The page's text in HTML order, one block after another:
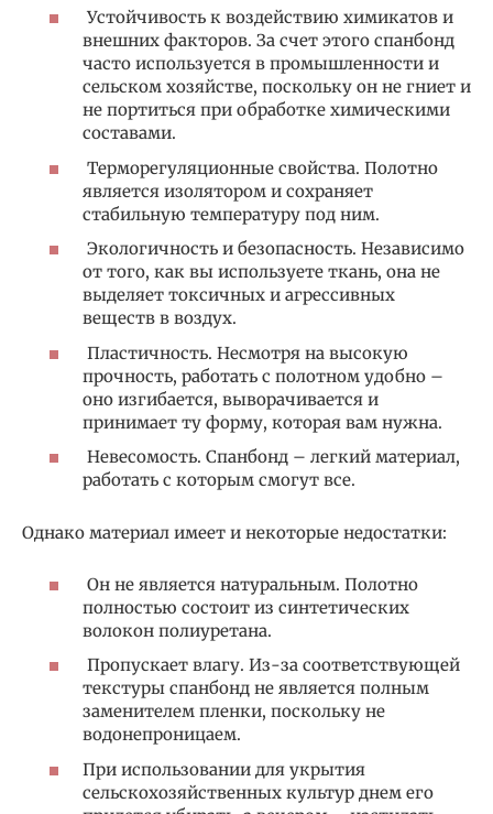
Устойчивость к воздействию химикатов и
внешних факторов. За счет этого спанбонд
часто используется в промышленности и
сельском хозяйстве, поскольку он не гниет и
не портиться при обработке химическими
составами.
Терморегуляционные свойства. Полотно
является изолятором и сохраняет
стабильную температуру под ним.
Экологичность и безопасность. Независимо
от того, как вы используете ткань, она не
выделяет токсичных и агрессивных
веществ в воздух.
Пластичность. Несмотря на высокую
прочность, работать с полотном удобно –
оно изгибается, выворачивается и
принимает ту форму, которая вам нужна.
Невесомость. Спанбонд – легкий материал,
работать с которым смогут все.
Однако материал имеет и некоторые недостатки:
Он не является натуральным. Полотно
полностью состоит из синтетических
волокон полиуретана.
Пропускает влагу. Из-за соответствующей
текстуры спанбонд не является полным
заменителем пленки, поскольку не
водонепроницаем.
При использовании для укрытия
сельскохозяйственных культур днем его